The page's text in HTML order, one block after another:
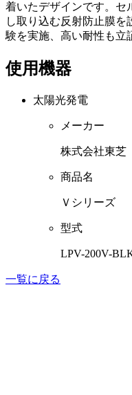
着いたデザインです。セ
し取り込む反射防止膜
験を実施、高い耐性も立
使用機器
太陽光発電
メーカー
株式会社東芝
商品名
Ｖシリーズ
型式
LPV-200V-
一覧に戻る